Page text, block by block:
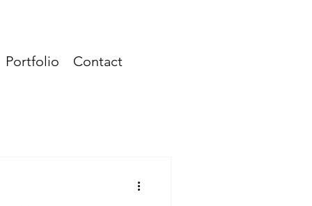
Portfolio Contact